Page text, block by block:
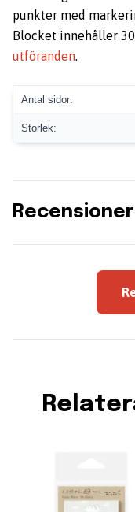
punkter med
Blocket innehåller
utföranden.
Antal sidor:
Storlek:
Recensioner